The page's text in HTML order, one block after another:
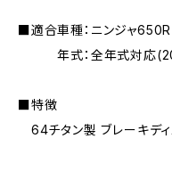
■適合車種：ニンジャ650R
年式：全年式対応
■特徴
64チタン製 ブレーキデ